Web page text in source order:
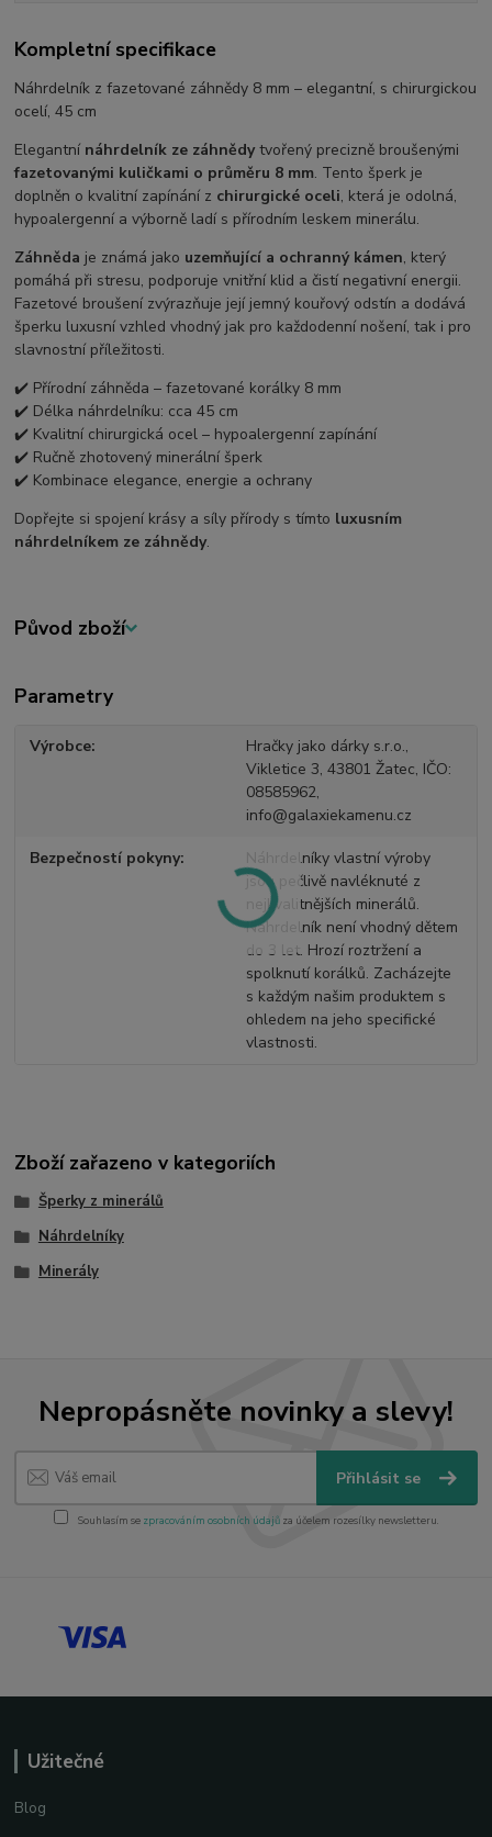
Kompletní specifikace
Náhrdelník z fazetované záhnědy 8 mm – elegantní, s chirurgickou
ocelí, 45 cm
Elegantní náhrdelník ze záhnědytvořený precizně broušenými
fazetovanými kuličkami o průměru 8 mm. Tento šperk je
doplněn o kvalitní zapínání z chirurgické oceli, která je odolná,
hypoalergenní a výborně ladí s přírodním leskem minerálu.
Záhněda je známá jako uzemňující a ochranný kámen, který
pomáhá při stresu, podporuje vnitřní klid a čistí negativní energii.
Fazetové broušení zvýrazňuje její jemný kouřový odstín a dodává
šperku luxusní vzhled vhodný jak pro každodenní nošení, tak i pro
slavnostní příležitosti.
✔️ Přírodní záhněda – fazetované korálky 8 mm
✔️ Délka náhrdelníku: cca 45 cm
✔️ Kvalitní chirurgická ocel – hypoalergenní zapínání
✔️ Ručně zhotovený minerální šperk
✔️ Kombinace elegance, energie a ochrany
Dopřejte si spojení krásy a síly přírody s tímto luxusním
náhrdelníkem ze záhnědy.
Původ zboží
Parametry
Výrobce
Hračky jako dárky s.r.o.,
Vikletice 3, 43801 Žatec, IČO:
08585962,
info@galaxiekamenu.cz
Bezpečností pokyny
Náhrdelníky vlastní výroby
jsou pečlivě navléknuté z
nejkvalitnějších minerálů.
Náhrdelník není vhodný dětem
do 3 let. Hrozí roztržení a
spolknutí korálků. Zacházejte
s každým našim produktem s
ohledem na jeho specifické
vlastnosti.
Zboží zařazeno v kategoriích
Šperky z minerálů
Náhrdelníky
Minerály
Nepropásněte novinky a slevy!
Přihlásit se
Souhlasím se zpracováním osobních údajůza účelem rozesílky newsletteru.
Užitečné
Blog